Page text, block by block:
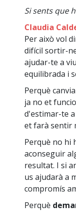
Si sents que
Claudia
Per això vol
difícil sortir-
ajudar-te a
equilibrada i
Perquè
ja no et
d'estimar-te
et farà sentir
Perquè no hi
aconseguir
resultat. I si
us ajudarà a
compromís
Perquè